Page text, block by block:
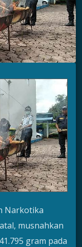
Narkotika
musnahkan
gram pada